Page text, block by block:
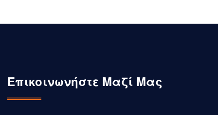
Επικοινωνήστε Μαζί Μας